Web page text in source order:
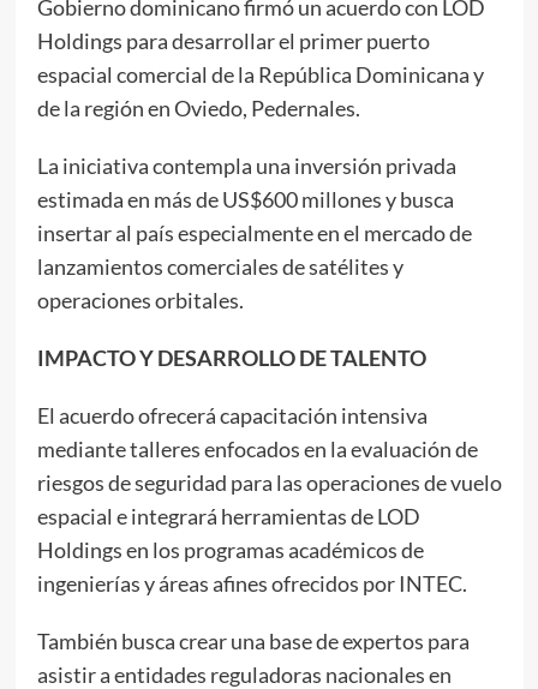
Gobierno dominicano firmó un acuerdo con LOD
Holdings para desarrollar el primer puerto
espacial comercial de la República Dominicana y
de la región en Oviedo, Pedernales.
La iniciativa contempla una inversión privada
estimada en más de US$600 millones y busca
insertar al país especialmente en el mercado de
lanzamientos comerciales de satélites y
operaciones orbitales.
IMPACTO Y DESARROLLO DE TALENTO
El acuerdo ofrecerá capacitación intensiva
mediante talleres enfocados en la evaluación de
riesgos de seguridad para las operaciones de vuelo
espacial e integrará herramientas de LOD
Holdings en los programas académicos de
ingenierías y áreas afines ofrecidos por INTEC.
También busca crear una base de expertos para
asistir a entidades reguladoras nacionales en